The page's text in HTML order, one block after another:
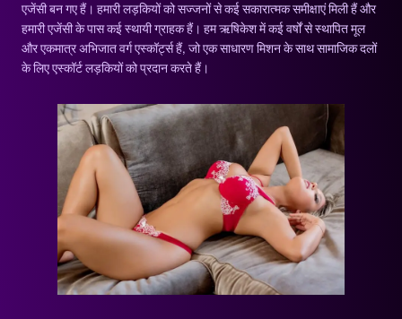
एजेंसी बन गए हैं। हमारी लड़कियों को सज्जनों से कई सकारात्मक समीक्षाएं मिली हैं और
हमारी एजेंसी के पास कई स्थायी ग्राहक हैं। हम ऋषिकेश में कई वर्षों से स्थापित मूल
और एकमात्र अभिजात वर्ग एस्कॉर्ट्स हैं, जो एक साधारण मिशन के साथ सामाजिक दलों
के लिए एस्कॉर्ट लड़कियों को प्रदान करते हैं।